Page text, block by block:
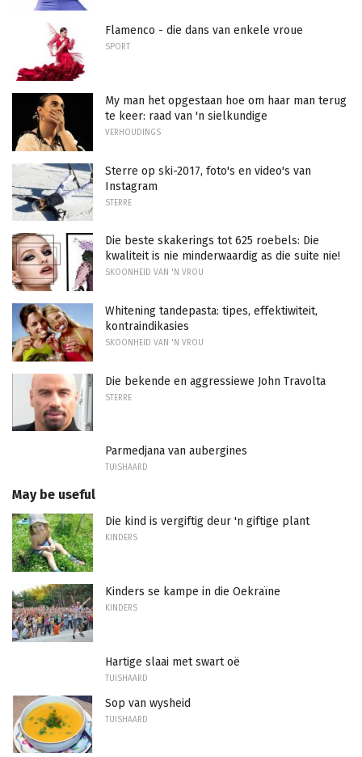
Flamenco - die dans van enkele vroue
SPORT
My man het opgestaan ​​hoe om haar man terug
te keer: raad van 'n sielkundige
VERHOUDINGS
Sterre op ski-2017, foto's en video's van
Instagram
STERRE
Die beste skakerings tot 625 roebels: Die
kwaliteit is nie minderwaardig as die suite nie!
SKOONHEID VAN 'N VROU
Whitening tandepasta: tipes, effektiwiteit,
kontraindikasies
SKOONHEID VAN 'N VROU
Die bekende en aggressiewe John Travolta
STERRE
Parmedjana van aubergines
TUISHAARD
May be useful
Die kind is vergiftig deur 'n giftige plant
KINDERS
Kinders se kampe in die Oekraïne
KINDERS
Hartige slaai met swart oë
TUISHAARD
Sop van wysheid
TUISHAARD